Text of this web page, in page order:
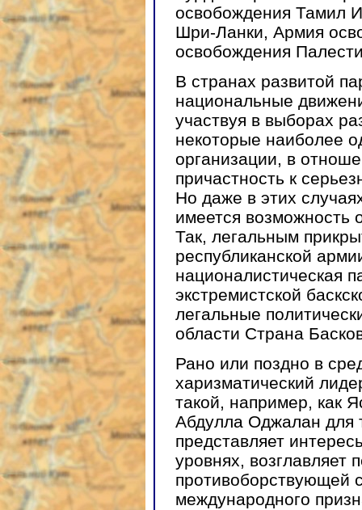
освобождения Тамил
Шри-Ланки, Армия
освобождения
В странах развитой
национальные
участвуя в выборах
некоторые наиболее
организации, в
причастность к
Но даже в этих
имеется возможность
Так, легальным
республиканской
националистическая
экстремистской
легальные
области Страна
Рано или поздно в
харизматический
такой, например, как
Абдулла Оджалан для
представляет
уровнях, возглавляет
противоборствующей
международного